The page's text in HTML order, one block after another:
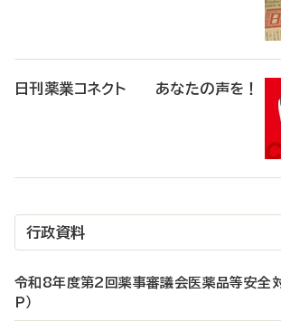
日刊薬業コネクト あなたの声を！
行政資料
令和8年度第2回薬事審議会医薬品等安全
P）